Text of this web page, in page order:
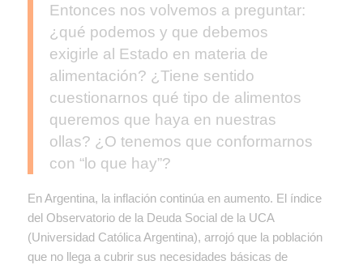
Entonces nos volvemos a preguntar:
¿qué podemos y que debemos
exigirle al Estado en materia de
alimentación? ¿Tiene sentido
cuestionarnos qué tipo de alimentos
queremos que haya en nuestras
ollas? ¿O tenemos que conformarnos
con “lo que hay”?
En Argentina, la inflación continúa en aumento. El índice
del Observatorio de la Deuda Social de la UCA
(Universidad Católica Argentina), arrojó que la población
que no llega a cubrir sus necesidades básicas de